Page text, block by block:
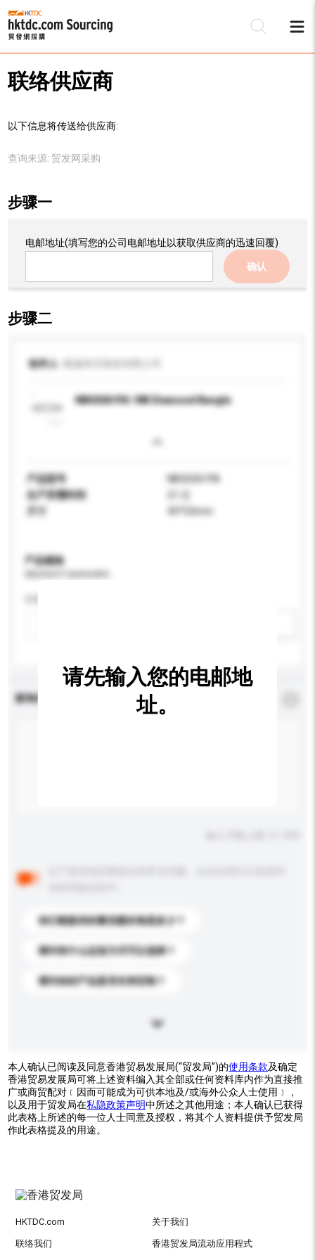
联络供应商
以下信息将传送给供应商:
查询来源: 贸发网采购
步骤一
电邮地址(填写您的公司电邮地址以获取供应商的迅速回覆)
确认
步骤二
收件人
NBG0261FA 18K Diamond Bangle
产品型号
NBG0261FA
生产所需时间
45*53mm
产品规格
查询内容
你们能提供的最优惠价格是多少？
请问有什么运送方式可以选择？
请问你的产品是否支持定制？
请先输入您的电邮地
址。
本人确认已阅读及同意香港贸易发展局(“贸发局”)的使用条款及确定
香港贸易发展局可将上述资料编入其全部或任何资料库内作为直接推
广或商贸配对﹝因而可能成为可供本地及/或海外公众人士使用﹞，
以及用于贸发局在私隐政策声明中所述之其他用途；本人确认已获得
此表格上所述的每一位人士同意及授权，将其个人资料提供予贸发局
作此表格提及的用途。
HKTDC.com 关于我们
联络我们 香港贸发局流动应用程式